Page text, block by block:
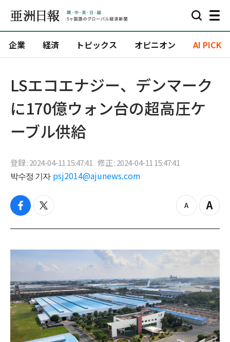
企業 経済 トピックス オピニオン AI PICK
LSエコエナジー、デンマーク
に170億ウォン台の超高圧ケ
ーブル供給
登録 : 2024-04-11 15:47:41 修正 : 2024-04-11 15:47:41
박수정 기자 psj2014@ajunews.com
f
c
b
t
i
t
r
z
o
o
u
Z
o
i